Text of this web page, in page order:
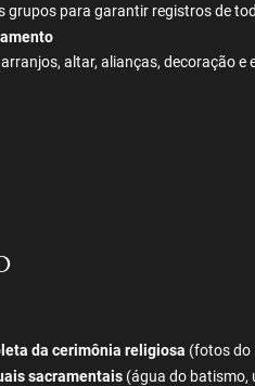
grupos para garantir registros de
altar, alianças, decoração e
da cerimônia religiosa (fotos do
sacramentais (água do batismo,